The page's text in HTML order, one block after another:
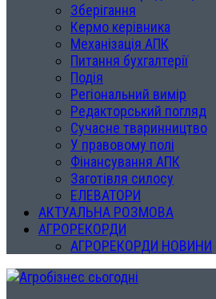
Зберігання
Кермо керівника
Механізація АПК
Питання бухгалтерії
Подія
Регіональний вимір
Редакторський погляд
Сучасне тваринництво
У правовому полі
Фінансування АПК
Заготівля силосу
ЕЛЕВАТОРИ
АКТУАЛЬНА РОЗМОВА
АГРОРЕКОРДИ
АГРОРЕКОРДИ НОВИНИ